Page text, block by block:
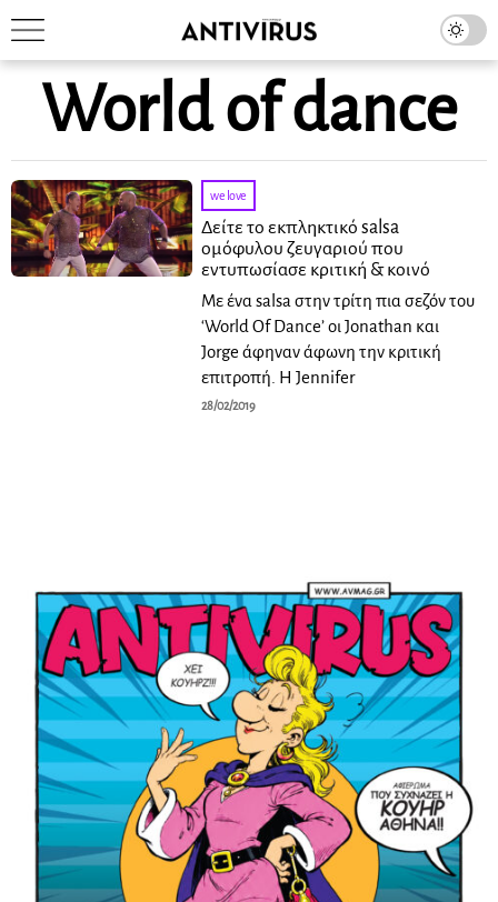
World of dance
we love
Δείτε το εκπληκτικό salsa
ομόφυλου ζευγαριού που
εντυπωσίασε κριτική & κοινό
Με ένα salsa στην τρίτη πια σεζόν του
‘World Of Dance’ οι Jonathan και
Jorge άφηναν άφωνη την κριτική
επιτροπή. Η Jennifer
28/02/2019